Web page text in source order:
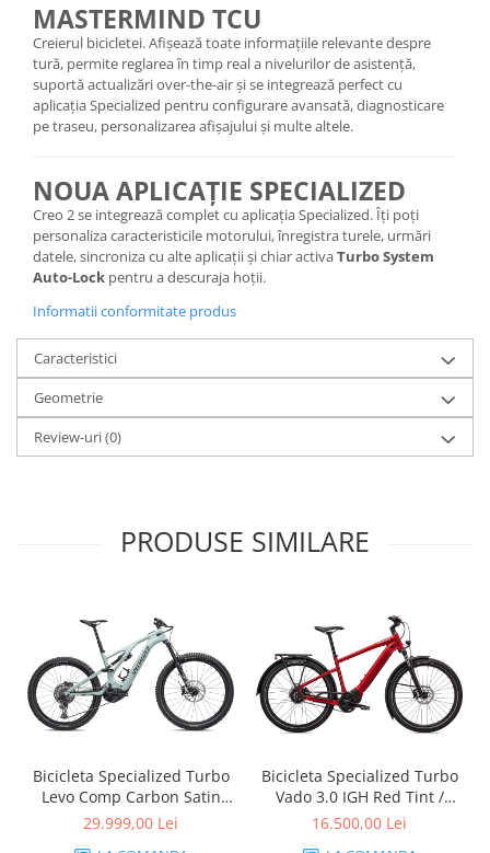
MASTERMIND TCU
Creierul bicicletei. Afișează toate informațiile relevante despre
tură, permite reglarea în timp real a nivelurilor de asistență,
suportă actualizări over-the-air și se integrează perfect cu
aplicația Specialized pentru configurare avansată, diagnosticare
pe traseu, personalizarea afișajului și multe altele.
NOUA APLICAȚIE SPECIALIZED
Creo 2 se integrează complet cu aplicația Specialized. Îți poți
personaliza caracteristicile motorului, înregistra turele, urmări
datele, sincroniza cu alte aplicații și chiar activaTurbo System
Auto-Lock pentru a descuraja hoții.
Informatii conformitate produs
Caracteristici
Geometrie
Review-uri(0)
PRODUSE SIMILARE
Bicicleta Specialized Turbo
Levo Comp Carbon Satin
White Sage / Deep Lake
29.999,00 Lei
Bicicleta Specialized Turbo
Vado 3.0 IGH Red Tint /
Silver Reflective
16.500,00 Lei